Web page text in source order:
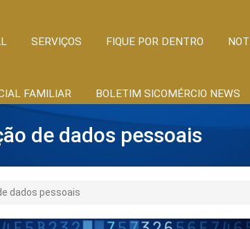
SERVIÇOS FIQUE POR DENTRO
FAMILIAR BOLETIM SICOMÉRCIO NEWS
de dados pessoais
dados pessoais